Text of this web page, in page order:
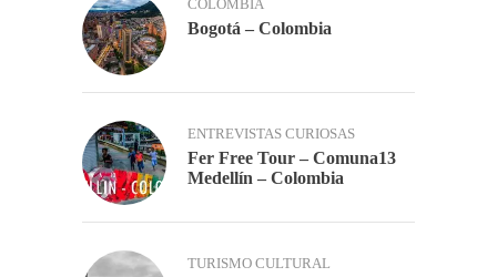
COLOMBIA
Bogotá – Colombia
ENTREVISTAS CURIOSAS
Fer Free Tour – Comuna13
Medellín – Colombia
TURISMO CULTURAL